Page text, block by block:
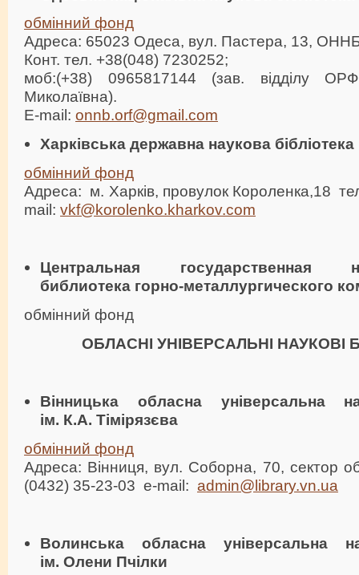
обмінний фонд
Адреса: 65023 Одеса, вул. Пастера, 13,
Конт. тел. +38(048) 7230252;
моб:(+38) 0965817144 (зав. відділу
Миколаївна).
E-mail: onnb.orf@gmail.com
Харківська державна наукова
обмінний фонд
Адреса: м. Харків, провулок Короленка,18
mail: vkf@korolenko.kharkov.com
Центральная государственная
библиотека горно-металлургического
обмінний фонд
ОБЛАСНІ УНІВЕРСАЛЬНІ НАУКОВІ
Вінницька обласна універсальна
ім. К.А. Тімірязєва
обмінний фонд
Адреса: Вінниця, вул. Соборна, 70, сектор
(0432) 35-23-03 e-mail: admin@library.vn.ua
Волинська обласна універсальна
ім. Олени Пчілки